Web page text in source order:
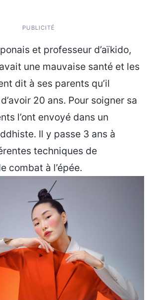
PUBLICITÉ
et professeur d’aïkido,
une mauvaise santé et les
dit à ses parents qu’il
20 ans. Pour soigner sa
l’ont envoyé dans un
Il y passe 3 ans à
techniques de
combat à l’épée.